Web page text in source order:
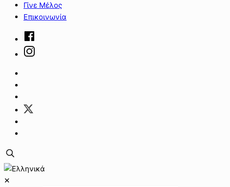
Γίνε Μέλος
Επικοινωνία
✕